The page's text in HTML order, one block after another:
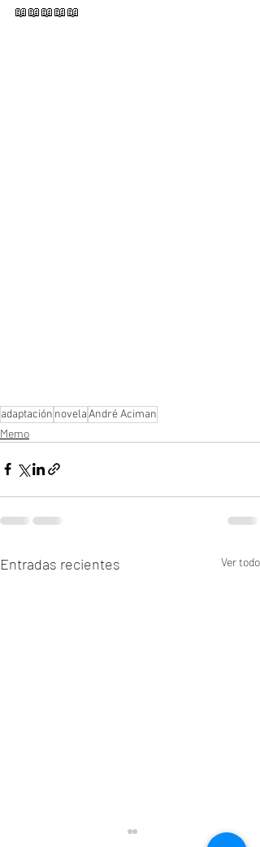
📖📖📖📖📖
adaptación novelaAndré Aciman
Memo
Entradas recientes Ver todo